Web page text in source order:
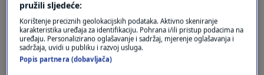
dječaka
CRNA KRONIKA 8. lip.
TRAGEDIJA U VELIKOJ GORICI
Pravobraniteljica: Molimo medije i sve
građane za solidarnost i suzdržavanje od
pružili sljedeće:
Korištenje preciznih geolokacijskih podataka. Aktivno skeniranje
karakteristika uređaja za identifikaciju. Pohrana i/ili pristup podacima na
uređaju. Personalizirano oglašavanje i sadržaj, mjerenje oglašavanja i
sadržaja, uvidi u publiku i razvoj usluga.
Popis partnera (dobavljača)